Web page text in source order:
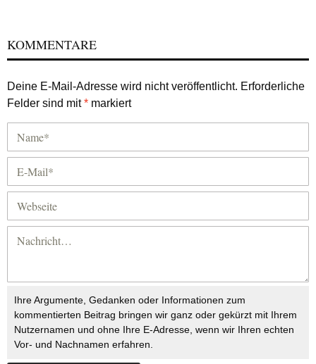
KOMMENTARE
Deine E-Mail-Adresse wird nicht veröffentlicht. Erforderliche
Felder sind mit* markiert
Ihre Argumente, Gedanken oder Informationen zum
kommentierten Beitrag bringen wir ganz oder gekürzt mit Ihrem
Nutzernamen und ohne Ihre E-Adresse, wenn wir Ihren echten
Vor- und Nachnamen erfahren.